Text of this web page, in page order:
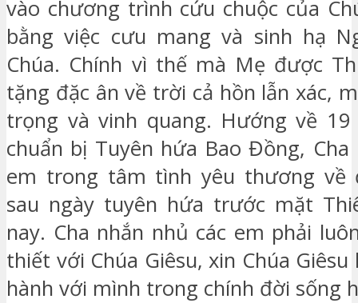
vào chương trình cứu chuộc của
bằng việc cưu mang và sinh hạ
Chúa. Chính vì thế mà Mẹ được
tặng đặc ân về trời cả hồn lẫn xác,
trọng và vinh quang. Hướng về
chuẩn bị Tuyên hứa Bao Đồng, Cha
em trong tâm tình yêu thương về
sau ngày tuyên hứa trước mặt
nay. Cha nhắn nhủ các em phải
thiết với Chúa Giêsu, xin Chúa
hành với mình trong chính đời sống